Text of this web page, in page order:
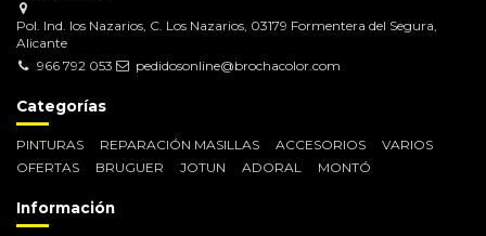
Pol. Ind. los Nazarios, C. Los Nazarios, 03179 Formentera del Segura,
Alicante
966 792 053
pedidosonline@brochacolor.com
Categorías
PINTURAS REPARACIÓN MASILLAS ACCESORIOS
VARIOS
OFERTAS
BRUGUER JOTUN ADORAL MONTÓ
Información